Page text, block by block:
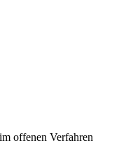
offenen Verfahren